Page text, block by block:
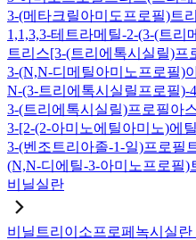
3-(메타크릴아미도프로필)트
1,1,3,3-테트라메틸-2-(3-(트리
트리스[3-(트리에톡시실릴)프
3-(N,N-디메틸아미노프로필)
N-(3-트리에톡시실릴프로필)-
3-(트리에톡시실릴)프로필아
3-[2-(2-아미노에틸아미노)에
3-(벤조트리아졸-1-일)프로필
(N,N-디에틸-3-아미노프로필)
비닐실란
비닐트리이소프로페녹시실란